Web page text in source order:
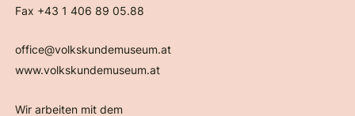
Fax +43 1 406 89 05.88
office@volkskundemuseum.at
www.volkskundemuseum.at
Wir arbeiten mit dem